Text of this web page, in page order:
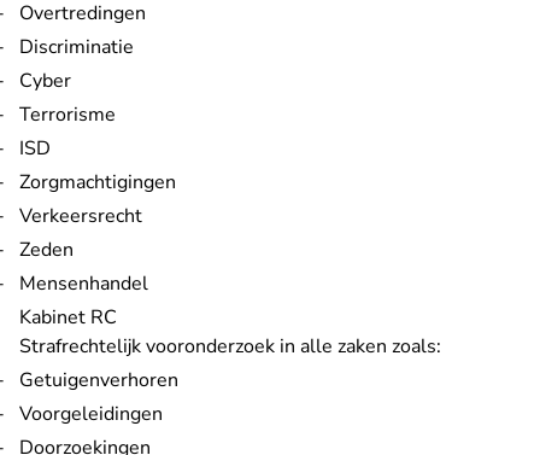
Overtredingen
Discriminatie
Cyber
Terrorisme
ISD
Zorgmachtigingen
Verkeersrecht
Zeden
Mensenhandel
Kabinet RC
Strafrechtelijk vooronderzoek in alle zaken zoals:
Getuigenverhoren
Voorgeleidingen
Doorzoekingen